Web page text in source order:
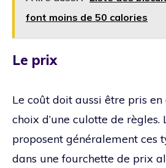
font moins de 50 calories
Le prix
Le coût doit aussi être pris
choix d’une culotte de règles.
proposent généralement ces
dans une fourchette de prix